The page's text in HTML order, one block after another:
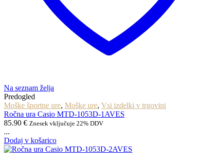
Na seznam želja
Predogled
Moške športne ure, Moške ure, Vsi izdelki v trgovini
Ročna ura Casio MTD-1053D-1AVES
85.90 € Znesek vključuje 22% DDV
...
Dodaj v košarico